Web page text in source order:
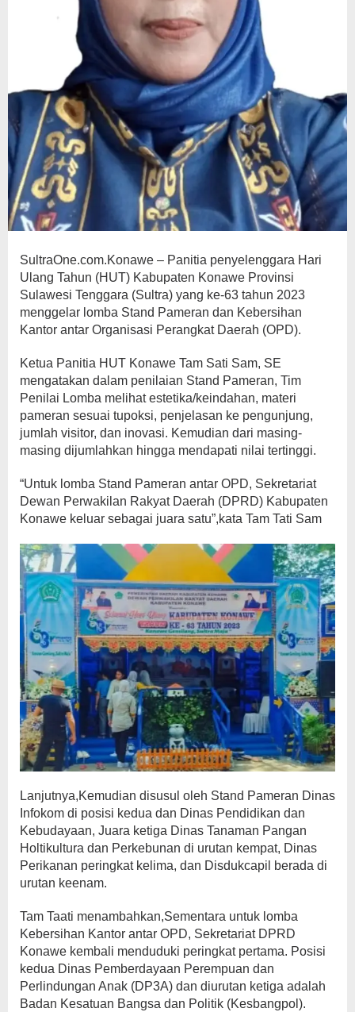
SultraOne.com.Konawe – Panitia penyelenggara Hari
Ulang Tahun (HUT) Kabupaten Konawe Provinsi
Sulawesi Tenggara (Sultra) yang ke-63 tahun 2023
menggelar lomba Stand Pameran dan Kebersihan
Kantor antar Organisasi Perangkat Daerah (OPD).
Ketua Panitia HUT Konawe Tam Sati Sam, SE
mengatakan dalam penilaian Stand Pameran, Tim
Penilai Lomba melihat estetika/keindahan, materi
pameran sesuai tupoksi, penjelasan ke pengunjung,
jumlah visitor, dan inovasi. Kemudian dari masing-
masing dijumlahkan hingga mendapati nilai tertinggi.
“Untuk lomba Stand Pameran antar OPD, Sekretariat
Dewan Perwakilan Rakyat Daerah (DPRD) Kabupaten
Konawe keluar sebagai juara satu”,kata Tam Tati Sam
Lanjutnya,Kemudian disusul oleh Stand Pameran Dinas
Infokom di posisi kedua dan Dinas Pendidikan dan
Kebudayaan, Juara ketiga Dinas Tanaman Pangan
Holtikultura dan Perkebunan di urutan kempat, Dinas
Perikanan peringkat kelima, dan Disdukcapil berada di
urutan keenam.
Tam Taati menambahkan,Sementara untuk lomba
Kebersihan Kantor antar OPD, Sekretariat DPRD
Konawe kembali menduduki peringkat pertama. Posisi
kedua Dinas Pemberdayaan Perempuan dan
Perlindungan Anak (DP3A) dan diurutan ketiga adalah
Badan Kesatuan Bangsa dan Politik (Kesbangpol).